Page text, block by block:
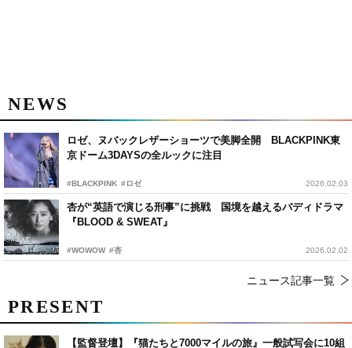
NEWS
ロゼ、ヌバックレザーショーツで美脚全開 BLACKPINK東
京ドーム3DAYSの全ルックに注目
#BLACKPINK #ロゼ 2026.02.03
杏が“英語で演じる刑事”に挑戦 国境を越えるバディドラマ
『BLOOD & SWEAT』
#WOWOW #杏 2026.02.02
ニュース記事一覧
PRESENT
【監督登壇】『猫たちと7000マイルの旅』一般試写会に10組